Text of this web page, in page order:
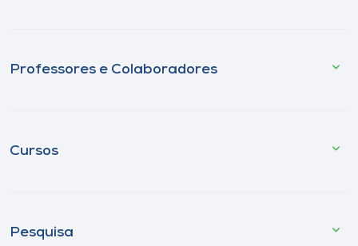
Professores e Colaboradores
Cursos
Pesquisa